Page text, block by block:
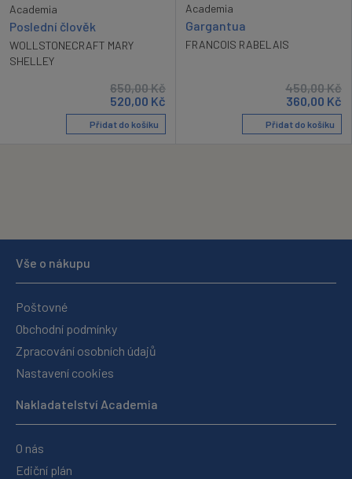
Academia
Poslední člověk
WOLLSTONECRAFT MARY
SHELLEY
650,00Kč
520,00 Kč
Přidat do košíku
Academia
Gargantua
FRANCOIS RABELAIS
450,00Kč
360,00 Kč
Přidat do košíku
Vše o nákupu
Poštovné
Obchodní podmínky
Zpracování osobních údajů
Nastavení cookies
Nakladatelství Academia
O nás
Ediční plán